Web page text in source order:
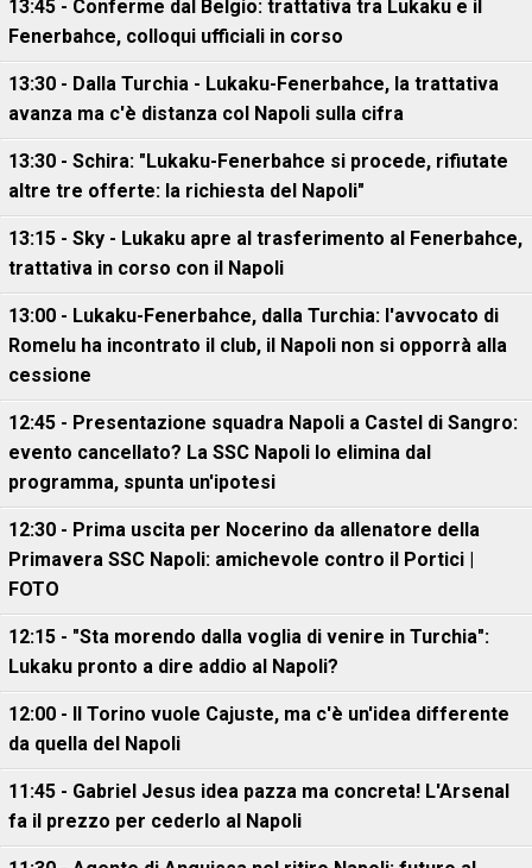
13:45 - Conferme dal Belgio: trattativa tra Lukaku e il
Fenerbahce, colloqui ufficiali in corso
13:30 - Dalla Turchia - Lukaku-Fenerbahce, la trattativa
avanza ma c'è distanza col Napoli sulla cifra
13:30 - Schira: "Lukaku-Fenerbahce si procede, rifiutate
altre tre offerte: la richiesta del Napoli"
13:15 - Sky - Lukaku apre al trasferimento al Fenerbahce,
trattativa in corso con il Napoli
13:00 - Lukaku-Fenerbahce, dalla Turchia: l'avvocato di
Romelu ha incontrato il club, il Napoli non si opporrà alla
cessione
12:45 - Presentazione squadra Napoli a Castel di Sangro:
evento cancellato? La SSC Napoli lo elimina dal
programma, spunta un'ipotesi
12:30 - Prima uscita per Nocerino da allenatore della
Primavera SSC Napoli: amichevole contro il Portici |
FOTO
12:15 - "Sta morendo dalla voglia di venire in Turchia":
Lukaku pronto a dire addio al Napoli?
12:00 - Il Torino vuole Cajuste, ma c'è un'idea differente
da quella del Napoli
11:45 - Gabriel Jesus idea pazza ma concreta! L'Arsenal
fa il prezzo per cederlo al Napoli